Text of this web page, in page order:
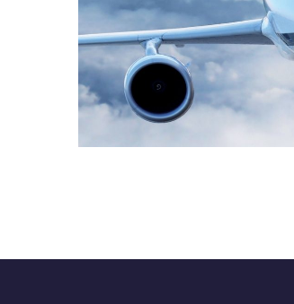
Aéronautique
INDUSTRIES